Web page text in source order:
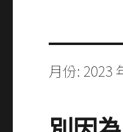
月份: 2023